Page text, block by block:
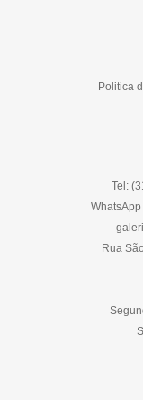
Politica
Tel:
Rua